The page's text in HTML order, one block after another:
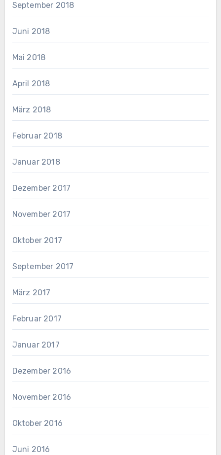
September 2018
Juni 2018
Mai 2018
April 2018
März 2018
Februar 2018
Januar 2018
Dezember 2017
November 2017
Oktober 2017
September 2017
März 2017
Februar 2017
Januar 2017
Dezember 2016
November 2016
Oktober 2016
Juni 2016